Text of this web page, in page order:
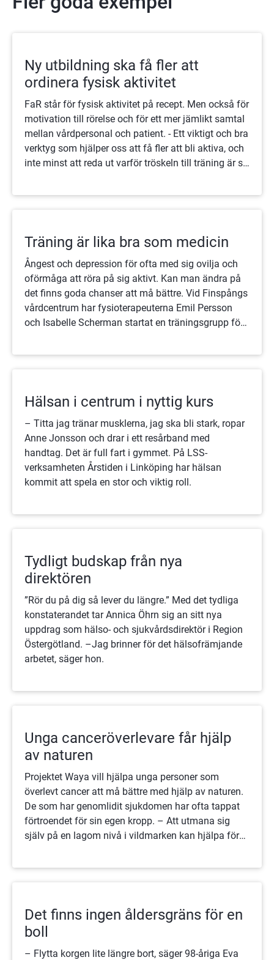
Ny utbildning ska få fler att
ordinera fysisk aktivitet
FaR står för fysisk aktivitet på recept. Men också för
motivation till rörelse och för ett mer jämlikt samtal
mellan vårdpersonal och patient. - Ett viktigt och bra
verktyg som hjälper oss att få fler att bli aktiva, och
inte minst att reda ut varför tröskeln till träning är så
Träning är lika bra som medicin
Ångest och depression för ofta med sig ovilja och
oförmåga att röra på sig aktivt. Kan man ändra på
det finns goda chanser att må bättre. Vid Finspångs
vårdcentrum har fysioterapeuterna Emil Persson
och Isabelle Scherman startat en träningsgrupp för
depression och resultaten har inte låtit vänta på sig.
Hälsan i centrum i nyttig kurs
– Titta jag tränar musklerna, jag ska bli stark, ropar
Anne Jonsson och drar i ett resårband med
handtag. Det är full fart i gymmet. På LSS-
verksamheten Årstiden i Linköping har hälsan
kommit att spela en stor och viktig roll.
Tydligt budskap från nya
direktören
”Rör du på dig så lever du längre.” Med det tydliga
konstaterandet tar Annica Öhrn sig an sitt nya
uppdrag som hälso- och sjukvårdsdirektör i Region
Östergötland. –Jag brinner för det hälsofrämjande
arbetet, säger hon.
Unga canceröverlevare får hjälp
av naturen
Projektet Waya vill hjälpa unga personer som
överlevt cancer att må bättre med hjälp av naturen.
De som har genomlidit sjukdomen har ofta tappat
förtroendet för sin egen kropp. – Att utmana sig
själv på en lagom nivå i vildmarken kan hjälpa för
förmåga igen, säger forskarna Mats och Miek Jong.
Det finns ingen åldersgräns för en
boll
– Flytta korgen lite längre bort, säger 98-åriga Eva